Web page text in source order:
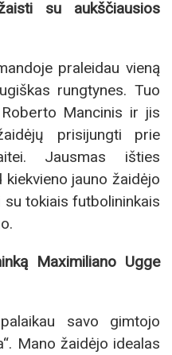
su aukščiausios
praleidau vieną
rungtynes. Tuo
Mancinis ir jis
prisijungti prie
Jausmas išties
jauno žaidėjo
tokiais futbolininkais
Maximiliano Ugge
savo gimtojo
Mano žaidėjo idealas